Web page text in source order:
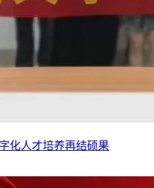
化人才培养再结硕果